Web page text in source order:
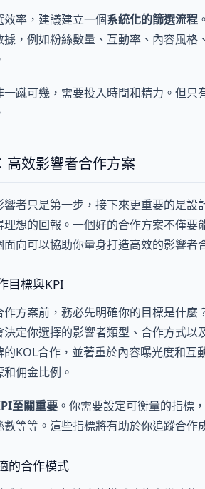
率，建議建立一個系統化的篩選流程
據，例如粉絲數量、互動率、內容風
一蹴可幾，需要投入時間和精力。但
高效影響者合作方案
響者只是第一步，接下來更重要的是
理想的回報。一個好的合作方案不僅
向可以協助你量身打造高效的影響者
目標與KPI
方案前，務必先明確你的目標是什
決定你選擇的影響者類型、合作方式
的KOL合作，並著重於內容曝光度和
佣金比例。
至關重要 。你需要設定可衡量的指標
等等。這些指標將有助於你追蹤合作
的合作模式